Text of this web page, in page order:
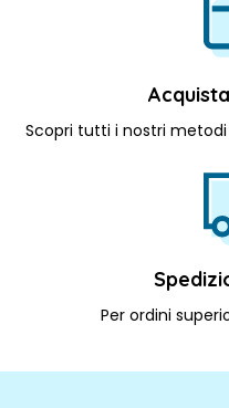
Scopri tutti i nostri
Per ordini